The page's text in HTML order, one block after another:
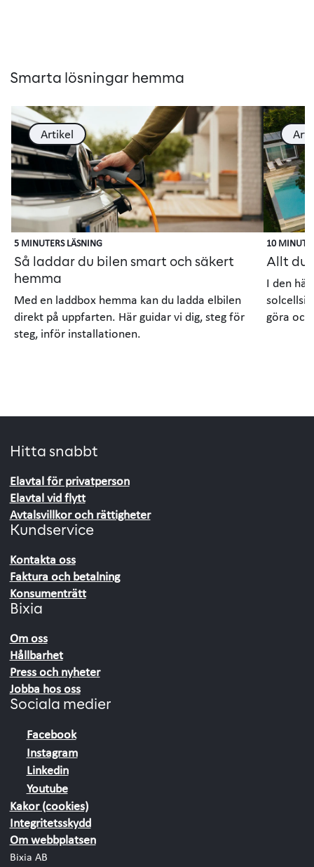
Smarta lösningar hemma
Artikel
5 MINUTERS LÄSNING
Så laddar du bilen smart och säkert
hemma
Med en laddbox hemma kan du ladda elbilen
direkt på uppfarten. Här guidar vi dig, steg för
steg, inför installationen.
10
Allt du
I den
göra
Hitta snabbt
Elavtal för privatperson
Elavtal vid flytt
Avtalsvillkor och rättigheter
Kundservice
Kontakta oss
Faktura och betalning
Konsumenträtt
Bixia
Om oss
Hållbarhet
Press och nyheter
Jobba hos oss
Sociala medier
Facebook
Instagram
Linkedin
Youtube
Kakor (cookies)
Integritetsskydd
Om webbplatsen
Bixia AB